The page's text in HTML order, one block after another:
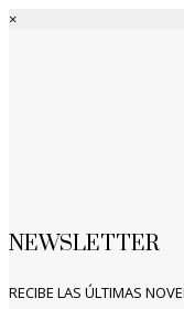
×
NEWSLETTER
RECIBE LAS ÚLTIMAS